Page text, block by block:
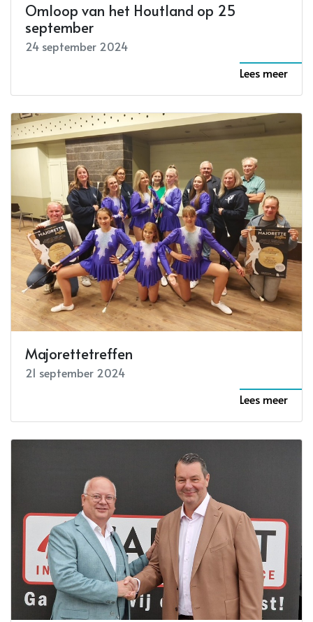
Omloop van het Houtland op 25
september
24 september 2024
Lees meer
Majorettetreffen
21 september 2024
Lees meer